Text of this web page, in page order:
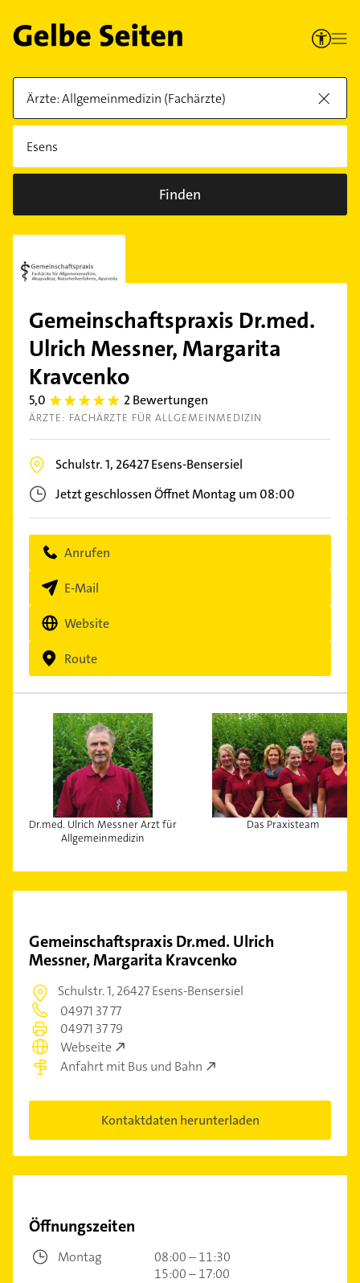
Finden
Gemeinschaftspraxis Dr.med.
Ulrich Messner, Margarita
Kravcenko
5,0 5.0 2 Bewertungen
ÄRZTE: FACHÄRZTE FÜR ALLGEMEINMEDIZIN
Schulstr. 1, 26427Esens-Bensersiel
Jetzt geschlossenÖffnet Montag um 08:00
Anrufen
E-Mail
Website
Route
Dr.med. Ulrich Messner Arzt für
Allgemeinmedizin
Das Praxisteam
Gemeinschaftspraxis Dr.med. Ulrich
Messner, Margarita Kravcenko
Schulstr. 1,26427 Esens-Bensersiel
04971 37 77
04971 37 79
Webseite
Anfahrt mit Bus und Bahn
Kontaktdaten herunterladen
Öffnungszeiten
Montag
08:00 – 11:30
15:00 – 17:00